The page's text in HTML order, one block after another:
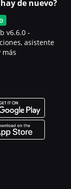
de nuevo?
v6.6.0 -
asistente
más